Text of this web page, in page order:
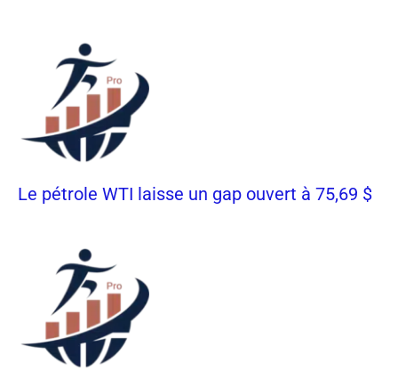
Le pétrole WTI laisse un gap ouvert à 75,69 $